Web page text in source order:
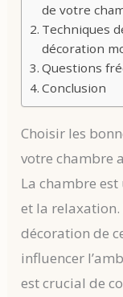
de votre
Techniques
décoration
Questions
Conclusion
Choisir les
votre chambre
La chambre
et la
décoration de
influencer
est crucial de